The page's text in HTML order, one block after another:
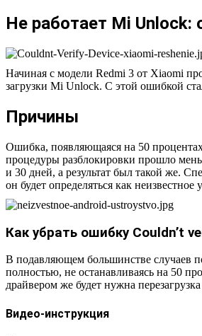
Не работает Mi Unlock:
Начиная с модели Redmi 3 от Xiaomi
загрузки Mi Unlock. С этой ошибкой
Причины
Ошибка, появляющаяся на 50
процедуры разблокировки прошло
и 30 дней, а результат был такой же.
он будет определяться как
Как убрать ошибку Couldn’t
В подавляющем большинстве случаев
полностью, не останавливаясь на 50
драйвером же будет нужна
Видео-инструкция